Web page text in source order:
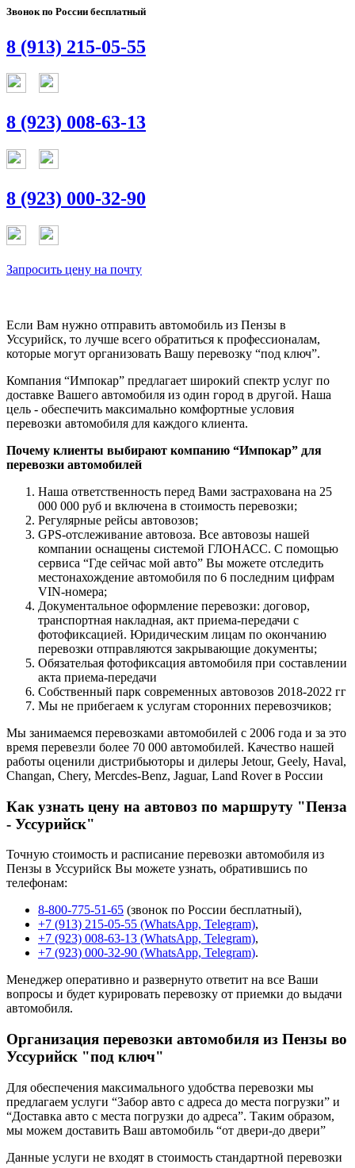
Звонок по России бесплатный
8 (913) 215-05-55
8 (923) 008-63-13
8 (923) 000-32-90
Запросить цену на почту
Если Вам нужно отправить автомобиль из Пензы в
Уссурийск, то лучше всего обратиться к профессионалам,
которые могут организовать Вашу перевозку “под ключ”.
Компания “Импокар” предлагает широкий спектр услуг по
доставке Вашего автомобиля из один город в другой. Наша
цель - обеспечить максимально комфортные условия
перевозки автомобиля для каждого клиента.
Почему клиенты выбирают компанию “Импокар” для
перевозки автомобилей
Наша ответственность перед Вами застрахована на 25
000 000 руб и включена в стоимость перевозки;
Регулярные рейсы автовозов;
GPS-отслеживание автовоза. Все автовозы нашей
компании оснащены системой ГЛОНАСС. С помощью
сервиса “Где сейчас мой авто” Вы можете отследить
местонахождение автомобиля по 6 последним цифрам
VIN-номера;
Документальное оформление перевозки: договор,
транспортная накладная, акт приема-передачи с
фотофиксацией. Юридическим лицам по окончанию
перевозки отправляются закрывающие документы;
Обязательая фотофиксация автомобиля при составлении
акта приема-передачи
Собственный парк современных автовозов 2018-2022 гг
Мы не прибегаем к услугам сторонних перевозчиков;
Мы занимаемся перевозками автомобилей с 2006 года и за это
время перевезли более 70 000 автомобилей. Качество нашей
работы оценили дистрибьюторы и дилеры Jetour, Geely, Haval,
Changan, Chery, Mercdes-Benz, Jaguar, Land Rover в России
Как узнать цену на автовоз по маршруту "Пенза
- Уссурийск"
Точную стоимость и расписание перевозки автомобиля из
Пензы в Уссурийск Вы можете узнать, обратившись по
телефонам:
8-800-775-51-65 (звонок по России бесплатный),
+7 (913) 215-05-55 (WhatsApp, Telegram),
+7 (923) 008-63-13 (WhatsApp, Telegram),
+7 (923) 000-32-90 (WhatsApp, Telegram).
Менеджер оперативно и развернуто ответит на все Ваши
вопросы и будет курировать перевозку от приемки до выдачи
автомобиля.
Организация перевозки автомобиля из Пензы во
Уссурийск "под ключ"
Для обеспечения максимального удобства перевозки мы
предлагаем услуги “Забор авто с адреса до места погрузки” и
“Доставка авто с места погрузки до адреса”. Таким образом,
мы можем доставить Ваш автомобиль “от двери-до двери”
Данные услуги не входят в стоимость стандартной перевозки